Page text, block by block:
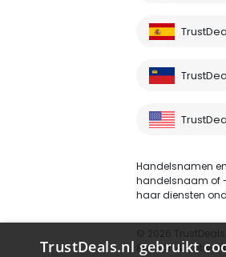
Handelsnamen
handelsnaam of -
haar diensten
80264174 - btw-
TrustDeals.nl gebruikt